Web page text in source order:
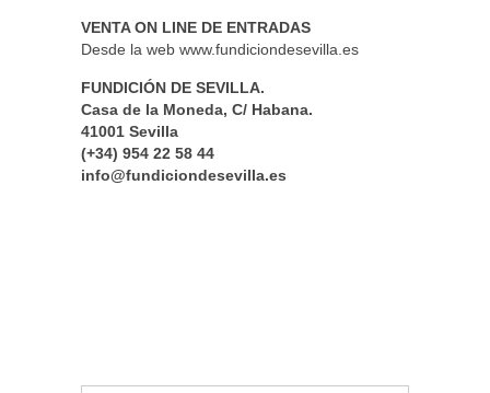
VENTA ON LINE DE ENTRADAS
Desde la web www.fundiciondesevilla.es
FUNDICIÓN DE SEVILLA.
Casa de la Moneda, C/ Habana.
41001 Sevilla
(+34) 954 22 58 44
info@fundiciondesevilla.es